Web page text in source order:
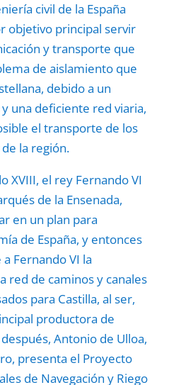
civil de la España
objetivo principal servir
y transporte que
de aislamiento que
debido a un
una deficiente red viaria,
el transporte de los
la región.
XVIII, el rey Fernando VI
de la Ensenada,
en un plan para
de España, y entonces
Fernando VI la
red de caminos y canales
para Castilla, al ser,
productora de
Antonio de Ulloa,
presenta el Proyecto
de Navegación y Riego